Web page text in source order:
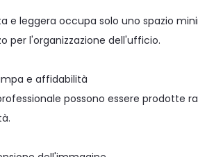
e leggera occupa solo uno spazio
per l'organizzazione dell'ufficio.
e affidabilità
possono essere prodotte